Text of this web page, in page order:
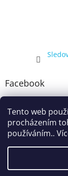
Tento web
procházením
používáním..
Facebook